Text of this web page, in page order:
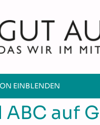
EINBLENDEN
ABC auf